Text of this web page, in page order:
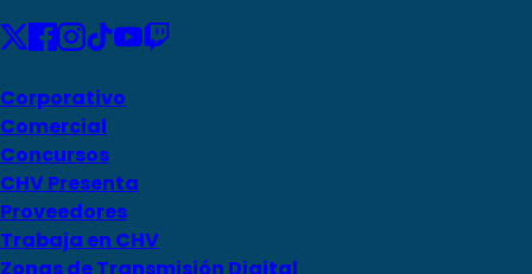
Corporativo
Comercial
Concursos
CHV Presenta
Proveedores
Trabaja en CHV